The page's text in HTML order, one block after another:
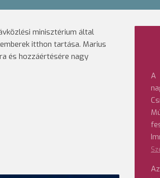
minisztérium által
itthon tartása. Marius
és hozzáértésére nagy
A